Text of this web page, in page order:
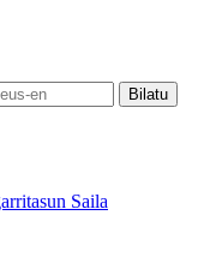
Saila